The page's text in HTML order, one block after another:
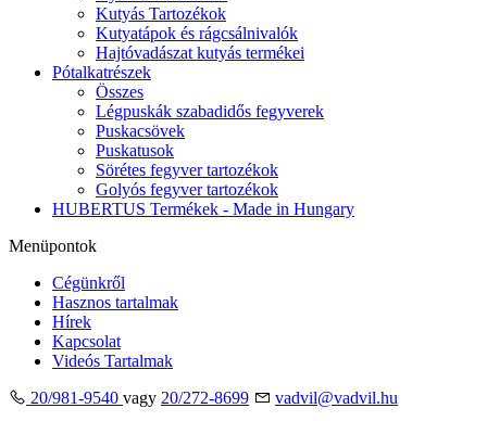
Kutyás Tartozékok
Kutyatápok és rágcsálnivalók
Hajtóvadászat kutyás termékei
Pótalkatrészek
Összes
Légpuskák szabadidős fegyverek
Puskacsövek
Puskatusok
Sörétes fegyver tartozékok
Golyós fegyver tartozékok
HUBERTUS Termékek - Made in Hungary
Menüpontok
Cégünkről
Hasznos tartalmak
Hírek
Kapcsolat
Videós Tartalmak
20/981-9540 vagy 20/272-8699 vadvil@vadvil.hu